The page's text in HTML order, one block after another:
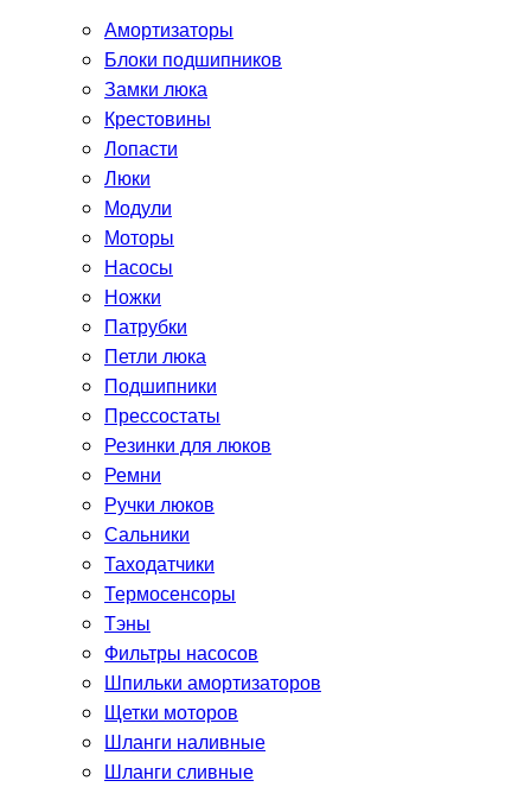
Амортизаторы
Блоки подшипников
Замки люка
Крестовины
Лопасти
Люки
Модули
Моторы
Насосы
Ножки
Патрубки
Петли люка
Подшипники
Прессостаты
Резинки для люков
Ремни
Ручки люков
Сальники
Таходатчики
Термосенсоры
Тэны
Фильтры насосов
Шпильки амортизаторов
Щетки моторов
Шланги наливные
Шланги сливные